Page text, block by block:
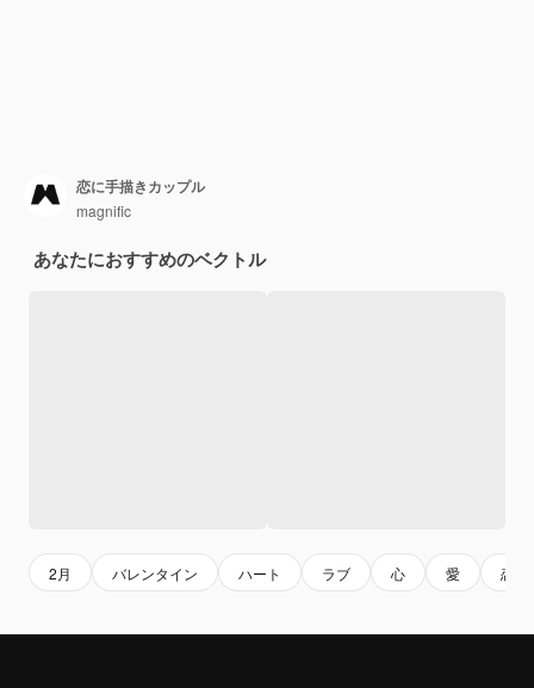
恋に手描きカップル
magnific
あなたにおすすめのベクトル
2月 バレンタイン ハート ラブ 心 愛 恋愛